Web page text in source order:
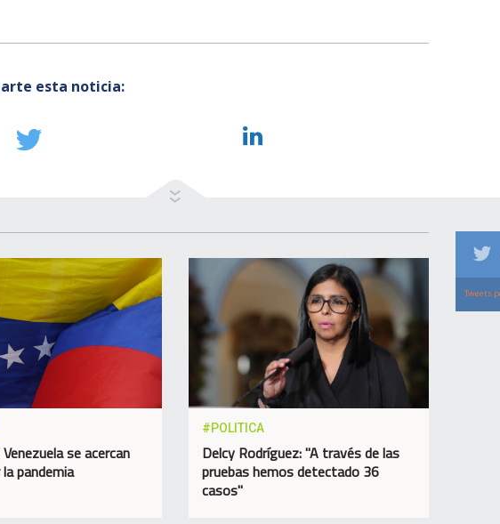
esta noticia:
se acercan
pandemia
#POLITICA
Delcy Rodríguez: "A través de las
pruebas hemos detectado 36
casos"
Tweets